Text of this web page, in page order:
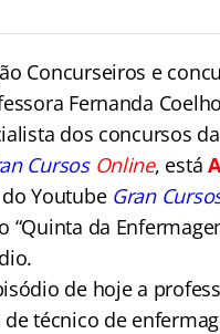
Concurseiros e
Fernanda
dos concursos
Cursos Online, está
Youtube Gran
“Quinta da
de hoje a
técnico de